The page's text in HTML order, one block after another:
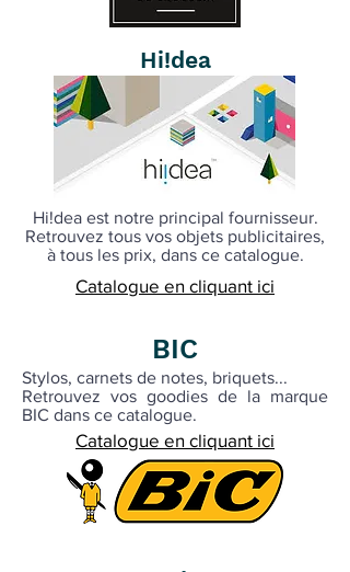
Hi!dea
Hi!dea est notre principal fournisseur.
Retrouvez tous vos objets publicitaires,
à tous les prix, dans ce catalogue.
Catalogue en cliquant ici
BIC
Stylos, carnets de notes, briquets...
Retrouvez vos goodies de la marque
BIC dans ce catalogue.
Catalogue en cliquant ici